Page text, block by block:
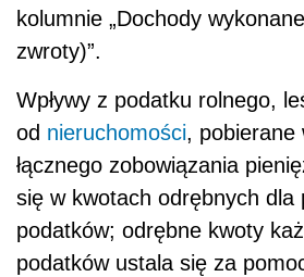
kolumnie „Dochody
zwroty)”.
Wpływy z podatku rolnego,
od nieruchomości, pobierane
łącznego zobowiązania
się w kwotach odrębnych dla
podatków; odrębne kwoty
podatków ustala się za